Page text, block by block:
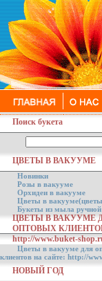
Поиск букета
ЦВЕТЫ В ВАКУУМЕ
Новинки
Розы в вакууме
Орхидеи в вакууме
Цветы в вакууме(цветы
Букеты из мыла
ЦВЕТЫ В ВАКУУМЕ
ОПТОВЫХ
http://www.buket-
Цветы в вакууме для
клиентов на сайте: http://
НОВЫЙ ГОД